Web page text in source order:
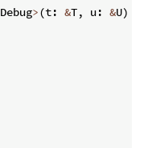
Debug>(t: &T, u: &U)